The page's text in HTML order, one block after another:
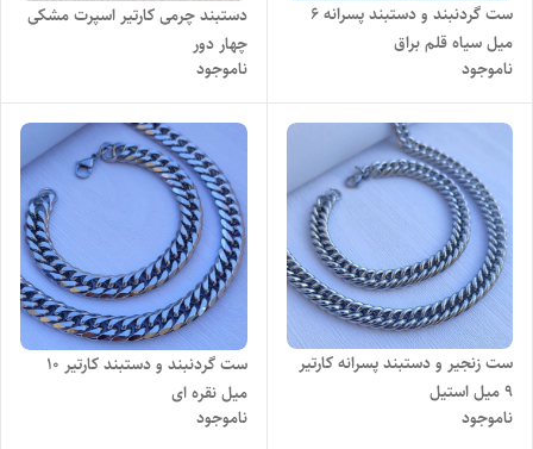
ست گردنبند و دستبند پسرانه ۶
میل سیاه قلم براق
ناموجود
دستبند چرمی کارتیر اسپرت مشکی
چهار دور
ناموجود
ست زنجیر و دستبند پسرانه کارتیر
۹ میل استیل
ناموجود
ست گردنبند و دستبند کارتیر 10
میل نقره ای
ناموجود